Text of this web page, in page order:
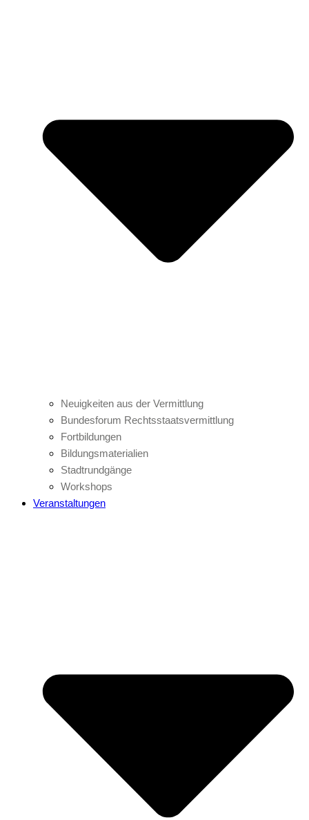
Neuigkeiten aus der Vermittlung
Bundesforum Rechtsstaatsvermittlung
Fortbildungen
Bildungsmaterialien
Stadtrundgänge
Workshops
Veranstaltungen